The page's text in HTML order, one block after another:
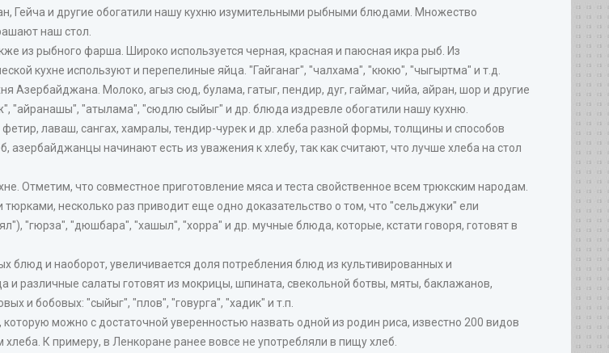
Гейча и другие обогатили нашу кухню изумительными рыбными блюдами. Множество
наш стол.
из рыбного фарша. Широко используется черная, красная и паюсная икра рыб. Из
кухне используют и перепелиные яйца. "Гайганаг", "чалхама", "кюкю", "чыгыртма" и т.д.
Азербайджана. Молоко, агыз сюд, булама, гатыг, пендир, дуг, гаймаг, чийа, айран, шор и другие
"айранашы", "атылама", "сюдлю сыйыг" и др. блюда издревле обогатили нашу кухню.
лаваш, сангах, хамралы, тендир-чурек и др. хлеба разной формы, толщины и способов
азербайджанцы начинают есть из уважения к хлебу, так как считают, что лучше хлеба на стол
Отметим, что совместное приготовление мяса и теста свойственное всем трюкским народам.
несколько раз приводит еще одно доказательство о том, что "сельджуки" ели
"гюрза", "дюшбара", "хашыл", "хорра" и др. мучные блюда, которые, кстати говоря, готовят в
блюд и наоборот, увеличивается доля потребления блюд из культивированных и
и различные салаты готовят из мокрицы, шпината, свекольной ботвы, мяты, баклажанов,
и бобовых: "сыйыг", "плов", "говурга", "хадик" и т.п.
можно с достаточной уверенностью назвать одной из родин риса, известно 200 видов
К примеру, в Ленкоране ранее вовсе не употребляли в пищу хлеб.